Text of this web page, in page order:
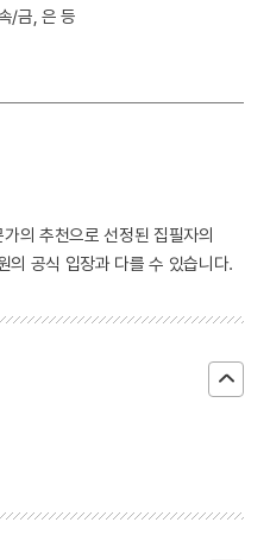
/금, 은 등
의 추천으로 선정된 집필자의
의 공식 입장과 다를 수 있습니다.